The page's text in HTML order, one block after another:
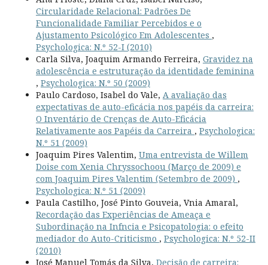
Circularidade Relacional: Padrões De
Funcionalidade Familiar Percebidos e o
Ajustamento Psicológico Em Adolescentes ,
Psychologica: N.º 52-I (2010)
Carla Silva, Joaquim Armando Ferreira, Gravidez na
adolescência e estruturação da identidade feminina
, Psychologica: N.º 50 (2009)
Paulo Cardoso, Isabel do Vale, A avaliação das
expectativas de auto-eficácia nos papéis da carreira:
O Inventário de Crenças de Auto-Eficácia
Relativamente aos Papéis da Carreira , Psychologica:
N.º 51 (2009)
Joaquim Pires Valentim, Uma entrevista de Willem
Doise com Xenia Chryssochoou (Março de 2009) e
com Joaquim Pires Valentim (Setembro de 2009) ,
Psychologica: N.º 51 (2009)
Paula Castilho, José Pinto Gouveia, Vnia Amaral,
Recordação das Experiências de Ameaça e
Subordinação na Infncia e Psicopatologia: o efeito
mediador do Auto-Criticismo , Psychologica: N.º 52-II
(2010)
José Manuel Tomás da Silva, Decisão de carreira: